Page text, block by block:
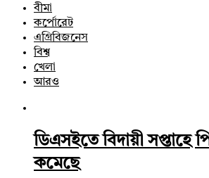
বীমা
কর্পোরেট
এগ্রিবিজনেস
বিশ্ব
খেলা
আরও
ডিএসইতে বিদায়ী সপ্তাহে
কমেছে